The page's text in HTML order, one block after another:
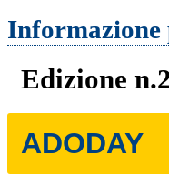
Edizione
ADODAY